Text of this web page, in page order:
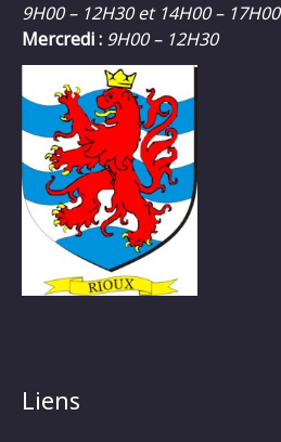
9H00 – 12H30 et 14H00 – 17H00
Mercredi : 9H00 – 12H30
Liens